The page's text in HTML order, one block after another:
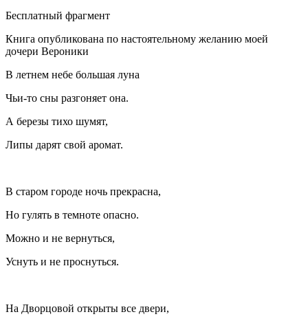
Бесплатный фрагмент
Книга опубликована по настоятельному желанию моей
дочери Вероники
В летнем небе большая луна
Чьи-то сны разгоняет она.
А березы тихо шумят,
Липы дарят свой аромат.
В старом городе ночь прекрасна,
Но гулять в темноте опасно.
Можно и не вернуться,
Уснуть и не проснуться.
На Дворцовой открыты все двери,